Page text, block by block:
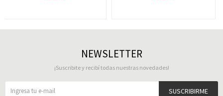
NEWSLETTER
¡Suscribite y recibí todas nuestras novedades!
SUSCRIBIRME